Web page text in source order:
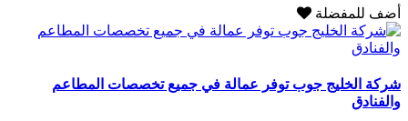
أضف للمفضلة
شركة الخليج جوب توفر عمالة في جميع تخصصات المطاعم
والفنادق